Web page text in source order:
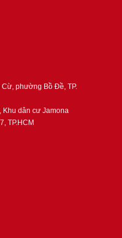
phường Bồ Đề, TP.
Khu dân cư Jamona
TP.HCM